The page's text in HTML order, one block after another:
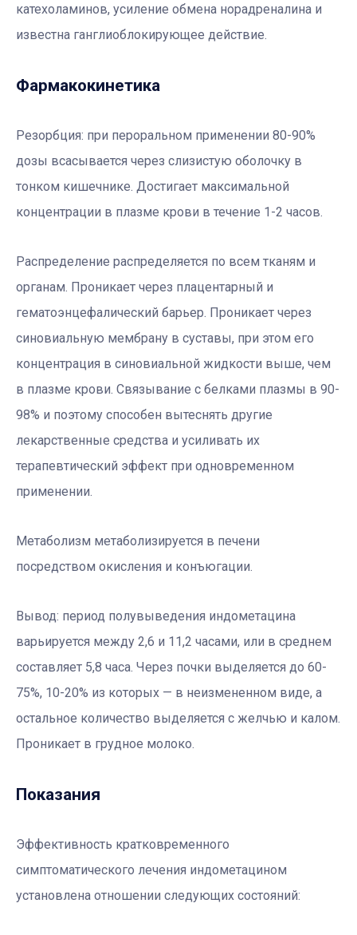
катехоламинов, усиление обмена норадреналина и
известна ганглиоблокирующее действие.
Фармакокинетика
Резорбция: при пероральном применении 80-90%
дозы всасывается через слизистую оболочку в
тонком кишечнике. Достигает максимальной
концентрации в плазме крови в течение 1-2 часов.
Распределение распределяется по всем тканям и
органам. Проникает через плацентарный и
гематоэнцефалический барьер. Проникает через
синовиальную мембрану в суставы, при этом его
концентрация в синовиальной жидкости выше, чем
в плазме крови. Связывание с белками плазмы в 90-
98% и поэтому способен вытеснять другие
лекарственные средства и усиливать их
терапевтический эффект при одновременном
применении.
Метаболизм метаболизируется в печени
посредством окисления и конъюгации.
Вывод: период полувыведения индометацина
варьируется между 2,6 и 11,2 часами, или в среднем
составляет 5,8 часа. Через почки выделяется до 60-
75%, 10-20% из которых — в неизмененном виде, а
остальное количество выделяется с желчью и калом.
Проникает в грудное молоко.
Показания
Эффективность кратковременного
симптоматического лечения индометацином
установлена ​​отношении следующих состояний: